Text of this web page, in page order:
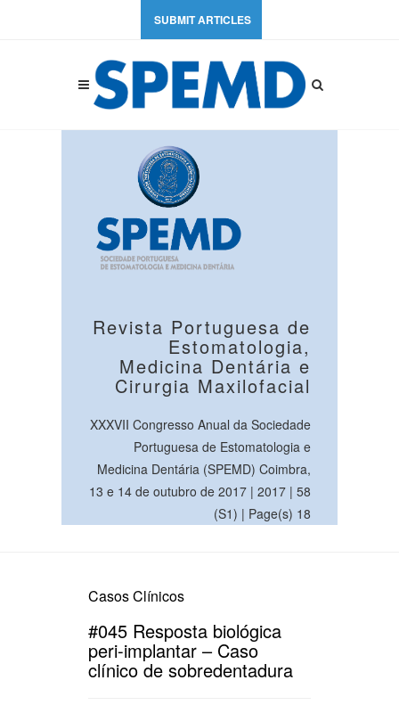
SUBMIT ARTICLES
Revista Portuguesa de
Estomatologia,
Medicina Dentária e
Cirurgia Maxilofacial
XXXVII Congresso Anual da Sociedade
Portuguesa de Estomatologia e
Medicina Dentária (SPEMD) Coimbra,
13 e 14 de outubro de 2017 | 2017 | 58
(S1) | Page(s) 18
Casos Clínicos
#045 Resposta biológica
peri-implantar – Caso
clínico de sobredentadura